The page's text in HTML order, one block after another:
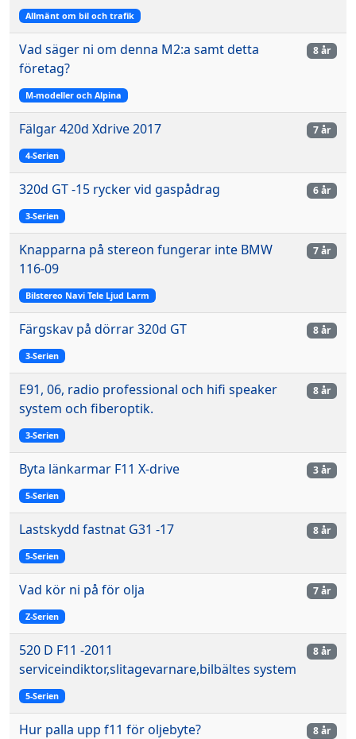
Allmänt om bil och trafik
Vad säger ni om denna M2:a samt detta
företag?
M-modeller och Alpina
8 år
Fälgar 420d Xdrive 2017
4-Serien
7 år
320d GT -15 rycker vid gaspådrag
3-Serien
6 år
Knapparna på stereon fungerar inte BMW
116-09
Bilstereo Navi Tele Ljud Larm
7 år
Färgskav på dörrar 320d GT
3-Serien
8 år
E91, 06, radio professional och hifi speaker
system och fiberoptik.
3-Serien
8 år
Byta länkarmar F11 X-drive
5-Serien
3 år
Lastskydd fastnat G31 -17
5-Serien
8 år
Vad kör ni på för olja
Z-Serien
7 år
520 D F11 -2011
serviceindiktor,slitagevarnare,bilbältes system
5-Serien
8 år
Hur palla upp f11 för oljebyte? 8 år